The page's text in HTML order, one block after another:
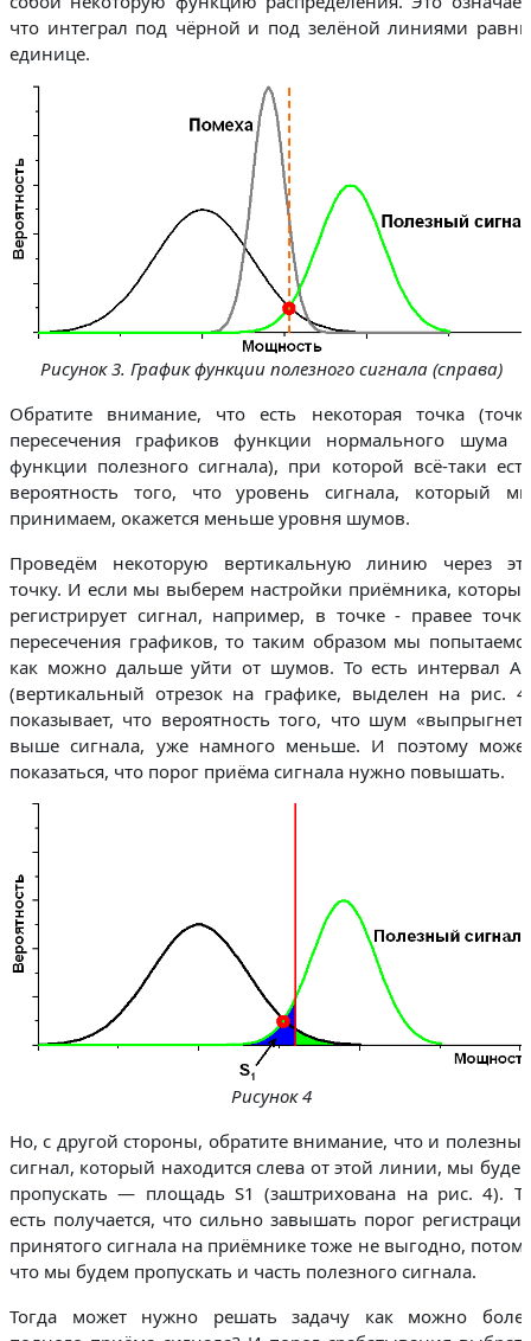
что интеграл под чёрной и под зелёной линиями
единице.
Рисунок 3. График функции полезного сигнала (справа)
Обратите внимание, что есть некоторая точка
пересечения графиков функции нормального шума
функции полезного сигнала), при которой всё-таки
вероятность того, что уровень сигнала, который
принимаем, окажется меньше уровня шумов.
Проведём некоторую вертикальную линию через
точку. И если мы выберем настройки приёмника,
регистрирует сигнал, например, в точке - правее
пересечения графиков, то таким образом мы
как можно дальше уйти от шумов. То есть интервал
(вертикальный отрезок на графике, выделен на рис.
показывает, что вероятность того, что шум
выше сигнала, уже намного меньше. И поэтому
показаться, что порог приёма сигнала нужно повышать.
Рисунок 4
Но, с другой стороны, обратите внимание, что и
сигнал, который находится слева от этой линии, мы
пропускать — площадь S1 (заштрихована на рис. 4).
есть получается, что сильно завышать порог
принятого сигнала на приёмнике тоже не выгодно,
что мы будем пропускать и часть полезного сигнала.
Тогда может нужно решать задачу как можно